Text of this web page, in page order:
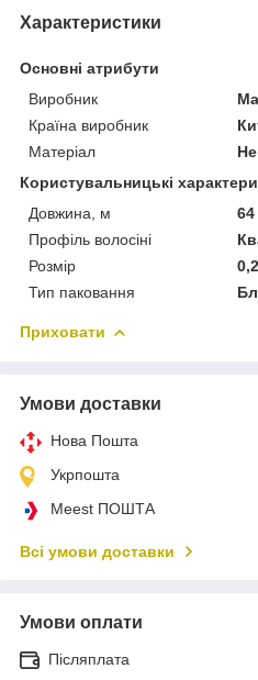
Характеристики
Основні атрибути
Виробник
Країна виробник
Матеріал
Користувальницькі
Довжина, м
64
Профіль волосіні
Розмір
Тип паковання
Приховати
Умови доставки
Нова Пошта
Укрпошта
Meest ПОШТА
Всі умови доставки
Умови оплати
Післяплата